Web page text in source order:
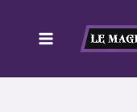
contenu